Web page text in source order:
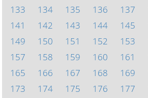
133
134 135 136 137
141
142 143 144 145
149
150 151 152 153
157
158 159 160 161
165
166 167 168 169
173
174 175 176 177